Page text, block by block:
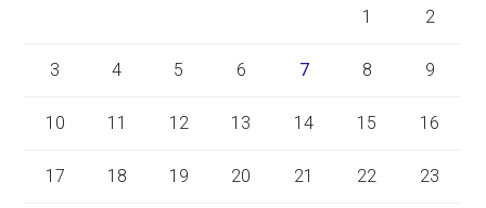
1 2
3 4 5 6 7 8 9
10 11 12 13 14 15 16
17 18 19 20 21 22 23